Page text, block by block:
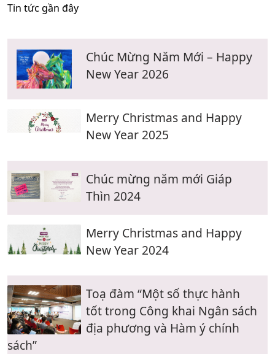
Tin tức gần đây
Chúc Mừng Năm Mới – Happy
New Year 2026
Merry Christmas and Happy
New Year 2025
Chúc mừng năm mới Giáp
Thìn 2024
Merry Christmas and Happy
New Year 2024
Toạ đàm “Một số thực hành
tốt trong Công khai Ngân sách
địa phương và Hàm ý chính
sách”